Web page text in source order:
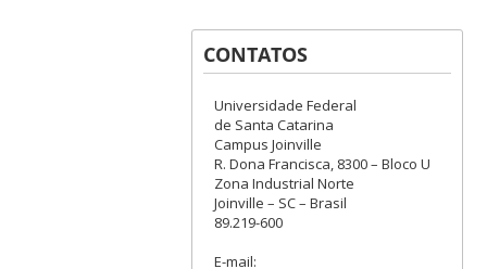
CONTATOS
Universidade Federal
de Santa Catarina
Campus Joinville
R. Dona Francisca, 8300 – Bloco U
Zona Industrial Norte
Joinville – SC – Brasil
89.219-600
E-mail: